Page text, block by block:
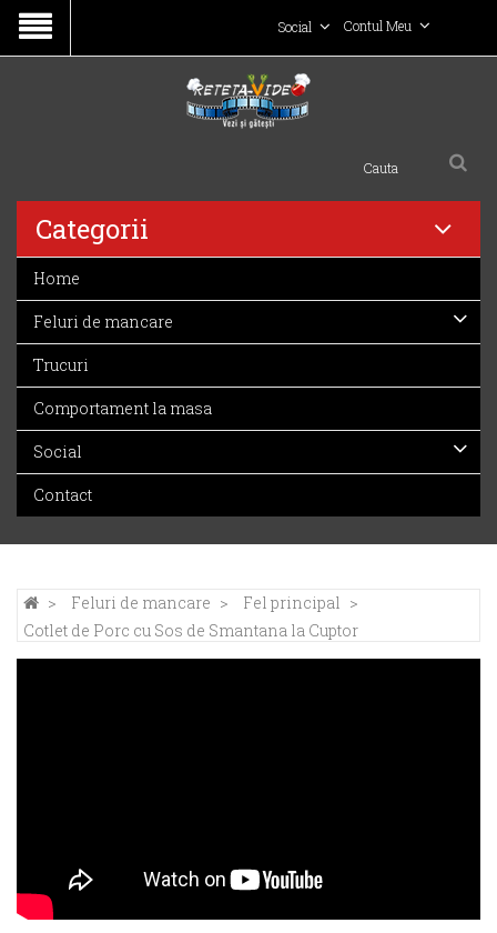
Contul Meu
Social
Categorii
Home
Feluri de mancare
Trucuri
Comportament la masa
Social
Contact
Feluri de mancare
Fel principal
Cotlet de Porc cu Sos de Smantana la Cuptor